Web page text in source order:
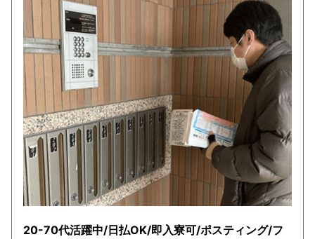
20-70代活躍中/日払OK/即入寮可/ポスティング/フ